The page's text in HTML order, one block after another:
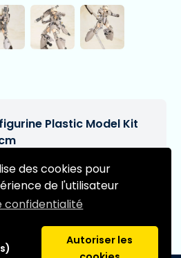
des cookies pour
de l'utilisateur
confidentialité
Autoriser les
Plastic Model Kit
de modifications]
prévue: